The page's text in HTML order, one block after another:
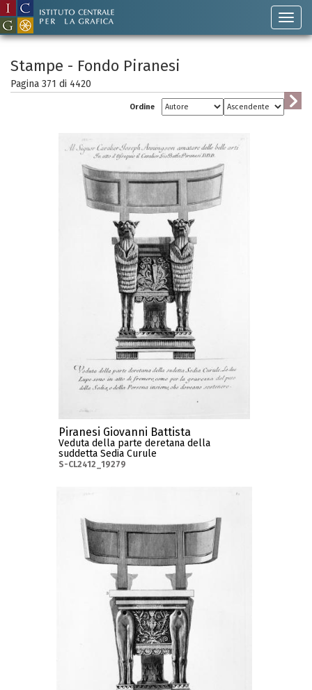
Stampe - Fondo Piranesi
Pagina 371 di 4420
Ordine
Piranesi Giovanni Battista
Veduta della parte deretana della
suddetta Sedia Curule
S-CL2412_19279